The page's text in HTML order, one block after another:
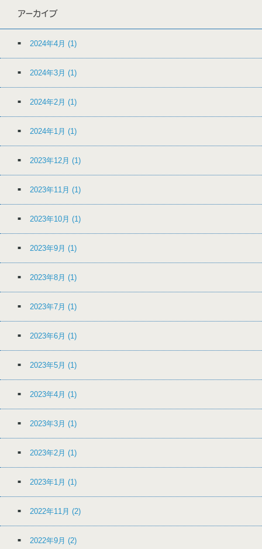
アーカイブ
2024年4月 (1)
2024年3月 (1)
2024年2月 (1)
2024年1月 (1)
2023年12月 (1)
2023年11月 (1)
2023年10月 (1)
2023年9月 (1)
2023年8月 (1)
2023年7月 (1)
2023年6月 (1)
2023年5月 (1)
2023年4月 (1)
2023年3月 (1)
2023年2月 (1)
2023年1月 (1)
2022年11月 (2)
2022年9月 (2)